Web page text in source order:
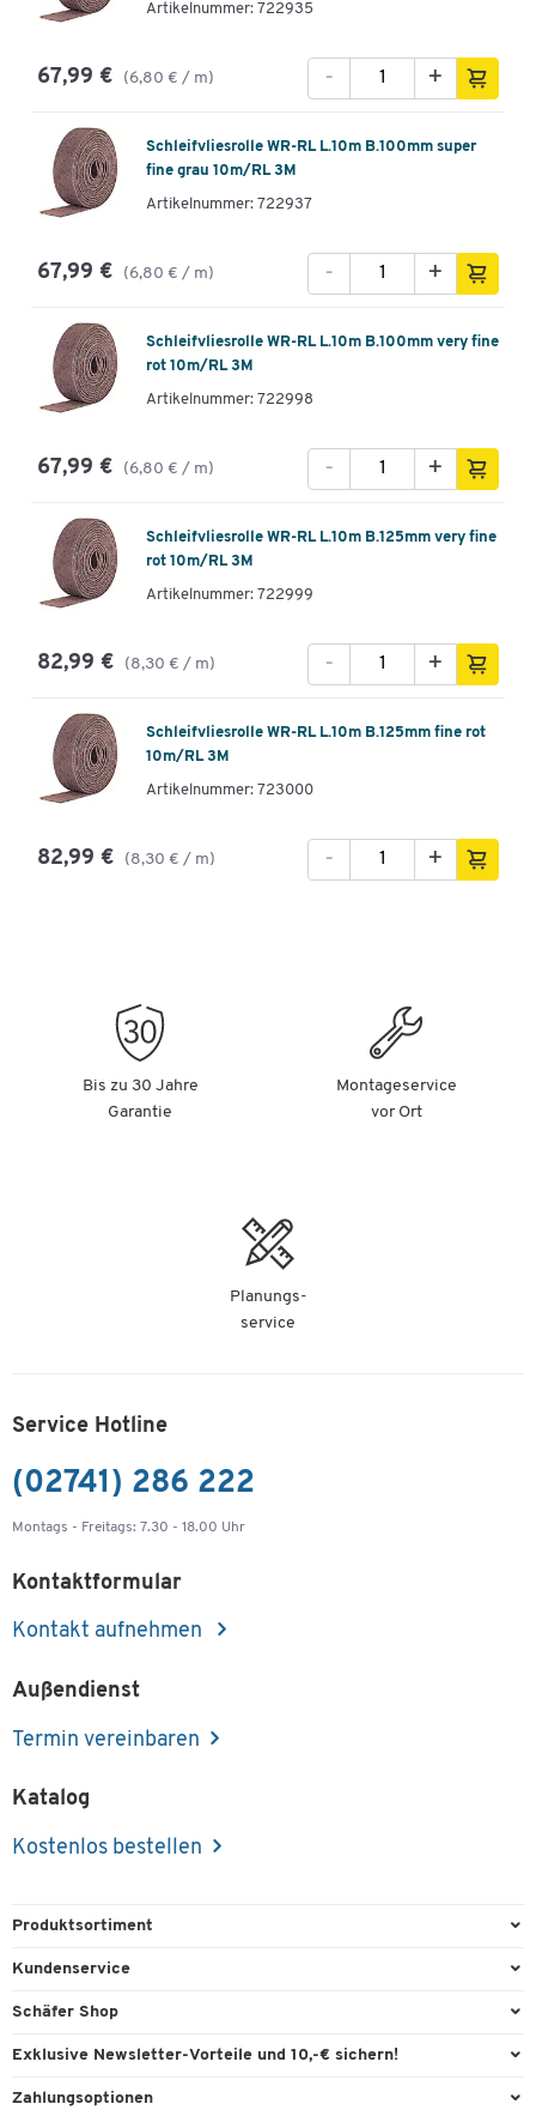
Artikelnummer: 722935
67,99 € (6,80 € / m) +
-
Schleifvliesrolle WR-RL L.10m B.100mm super
fine grau 10m/RL 3M
Artikelnummer: 722937
67,99 € (6,80 € / m) +
-
Schleifvliesrolle WR-RL L.10m B.100mm very fine
rot 10m/RL 3M
Artikelnummer: 722998
67,99 € (6,80 € / m) +
-
Schleifvliesrolle WR-RL L.10m B.125mm very fine
rot 10m/RL 3M
Artikelnummer: 722999
82,99 € (8,30 € / m) +
-
Schleifvliesrolle WR-RL L.10m B.125mm fine rot
10m/RL 3M
Artikelnummer: 723000
82,99 € (8,30 € / m) +
-
Bis zu 30 Jahre
Garantie
Montageservice
vor Ort
Planungs-
service
Service Hotline
(02741) 286 222
Montags - Freitags: 7.30 - 18.00 Uhr
Kontaktformular
Kontakt aufnehmen
Außendienst
Termin vereinbaren
Katalog
Kostenlos bestellen
Produktsortiment
Büroausstattung
Reinigung & Hygiene
Kundenservice
Direktbestellung
Schäfer Shop
Services & Leistungen
Exklusive Newsletter-Vorteile und 10,-€ sichern!
Willkommensgutschein
Zahlungsoptionen